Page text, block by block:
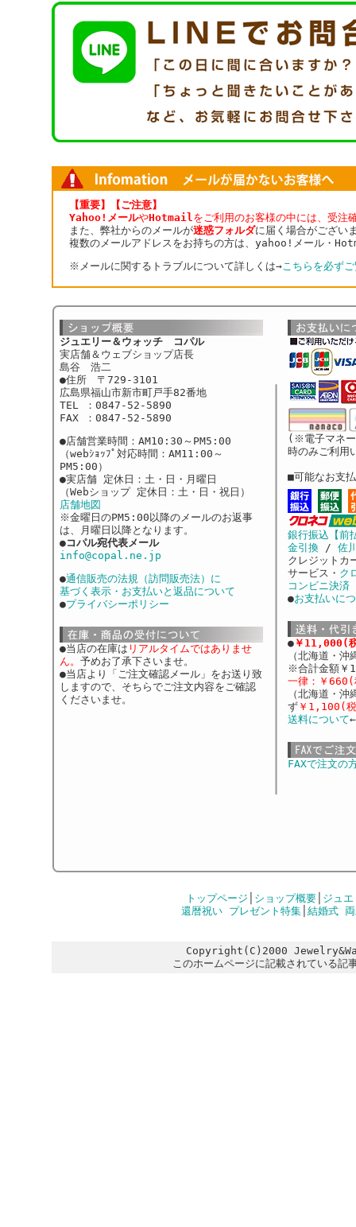
【重要】【ご注意】
Yahoo!メールやHotmailをご利用のお客様の中には、受注
また、弊社からのメールが迷惑フォルダに届く場合がござい
複数のメールアドレスをお持ちの方は、yahoo!メール・
※メールに関するトラブルについて詳しくは→こちらを必ず
ジュエリー＆ウォッチ コパル
実店舗＆ウェブショップ店長
島谷 浩二
●住所 〒729-3101
広島県福山市新市町戸手82番地
TEL ：0847-52-5890
FAX ：0847-52-5890
●店舗営業時間：AM10:30～PM5:00
（webｼｮｯﾌﾟ対応時間：AM11:00～
PM5:00）
●実店舗 定休日：土・日・月曜日
（Webショップ 定休日：土・日・祝日）
店舗地図
※金曜日のPM5:00以降のメールのお返事
は、月曜日以降となります。
●コパル宛代表メール
info@copal.ne.jp
●通信販売の法規（訪問販売法）に
基づく表示・お支払いと返品について
●プライバシーポリシー
●当店の在庫は リアルタイムではありませ
ん。 予めお了承下さいませ。
●当店より「ご注文確認メール」をお送り致
しますので、そちらでご注文内容をご確認
くださいませ。
(※電子マネー
時のみご利用
■可能なお支
銀行振込【前
金引換 / 佐
クレジットカ
サービス・ ク
コンビニ決済
●お支払いに
● ￥11,000(
（北海道・
※合計金額￥
一律：￥
（北海道・
ず ￥1,100(
送料について
FAXで注文の
トップページ ショップ概要│ ジュ
還暦祝い プレゼント特集 結婚式
Copyright(C)2000
このホームページに記載されている記